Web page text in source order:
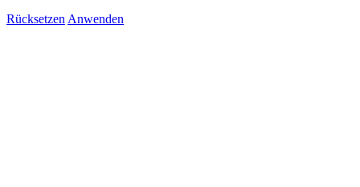
Rücksetzen Anwenden